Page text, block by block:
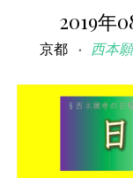
2019年
京都 西本